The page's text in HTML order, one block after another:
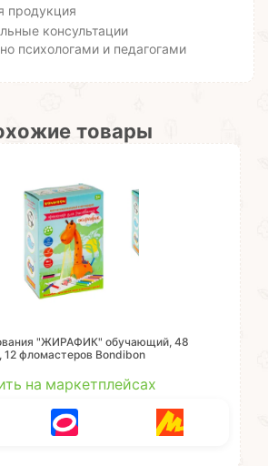
продукция
консультации
психологами и педагогами
товары
"ЖИРАФИК" обучающий, 48
12 фломастеров Bondibon
на маркетплейсах